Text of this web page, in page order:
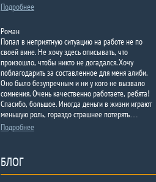
Подробнее
Роман
Попал в неприятную ситуацию на работе не по
своей вине. Не хочу здесь описывать, что
произошло, чтобы никто не догадался. Хочу
поблагодарить за составленное для меня алиби.
Оно было безупречным и ни у кого не вызвало
сомнения. Очень качественно работаете, ребята!
Спасибо, большое. Иногда деньги в жизни играют
меньшую роль, гораздо страшнее потерять…
Подробнее
БЛОГ